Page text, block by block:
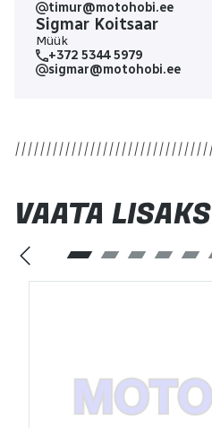
timur@motohobi.ee
Sigmar Koitsaar
Müük
+372 5344 5979
sigmar@motohobi.ee
VAATA LISAKS